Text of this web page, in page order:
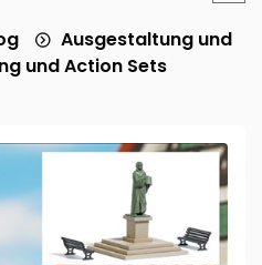
Ausgestaltung und
und Action Sets